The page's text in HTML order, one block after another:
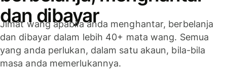
dan dibayar
Jimat wang apabila anda menghantar, berbelanja
dan dibayar dalam lebih 40+ mata wang. Semua
yang anda perlukan, dalam satu akaun, bila-bila
masa anda memerlukannya.